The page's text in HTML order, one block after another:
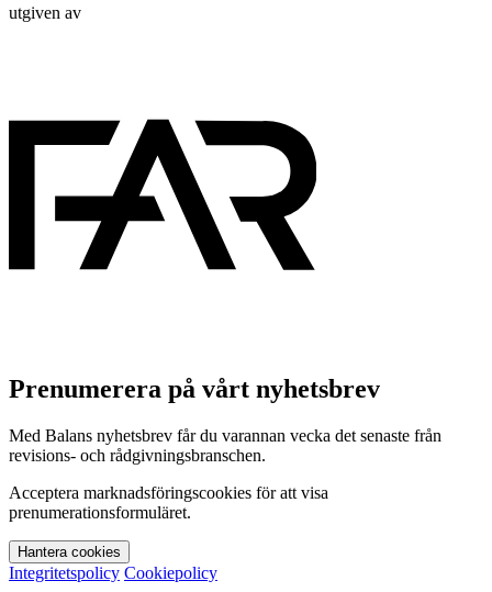
utgiven av
Prenumerera på vårt nyhetsbrev
Med Balans nyhetsbrev får du varannan vecka det senaste från
revisions- och rådgivningsbranschen.
Acceptera marknadsföringscookies för att visa
prenumerationsformuläret.
Hantera cookies
Integritetspolicy Cookiepolicy